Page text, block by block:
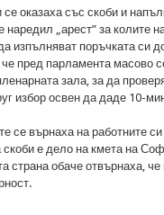
оказаха със скоби и
наредил „арест” за колите
изпълняват поръчката си
пред парламента масово
зала, за да
избор освен да даде 10-
се върнаха на работните
е дело на кмета на
страна обаче отвърнаха,